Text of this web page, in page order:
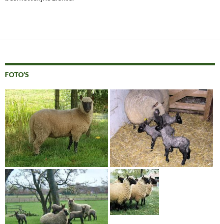
FOTO’S